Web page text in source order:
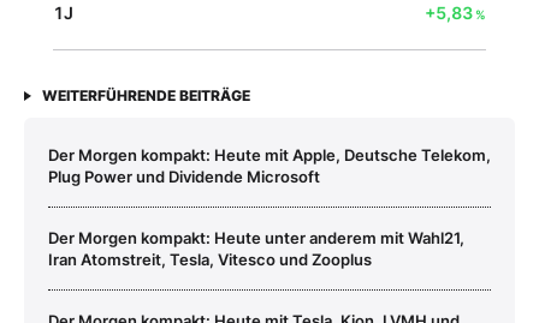
1J +5,83%
WEITERFÜHRENDE BEITRÄGE
Der Morgen kompakt: Heute mit Apple, Deutsche Telekom,
Plug Power und Dividende Microsoft
Der Morgen kompakt: Heute unter anderem mit Wahl21,
Iran Atomstreit, Tesla, Vitesco und Zooplus